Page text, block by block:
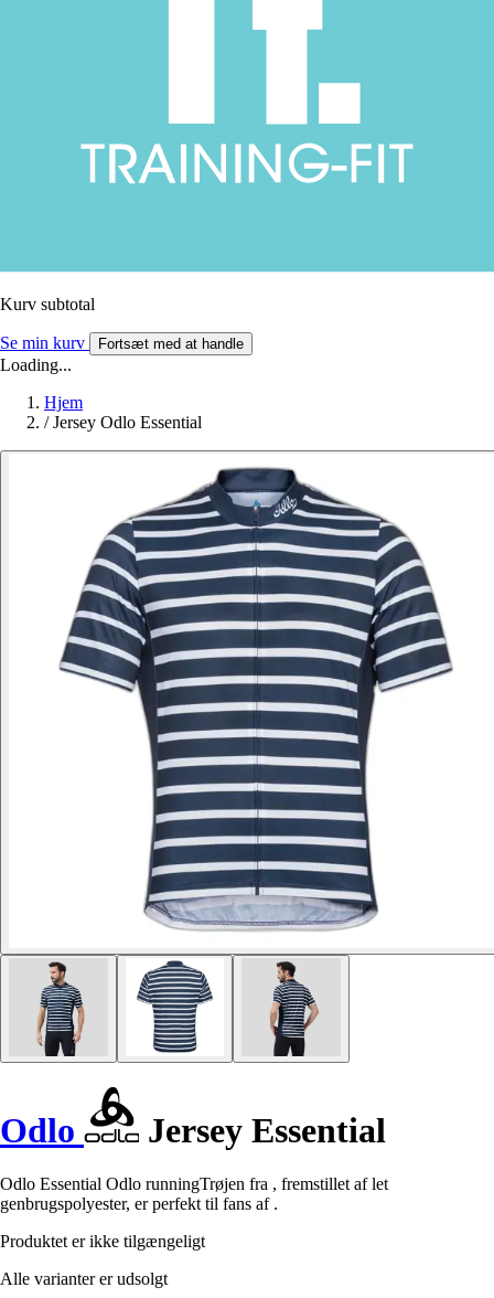
Kurv subtotal
Se min kurv Fortsæt med at handle
Loading...
Hjem
/ Jersey Odlo Essential
Odlo Jersey Essential
Odlo Essential Odlo runningTrøjen fra , fremstillet af let
genbrugspolyester, er perfekt til fans af .
Produktet er ikke tilgængeligt
Alle varianter er udsolgt